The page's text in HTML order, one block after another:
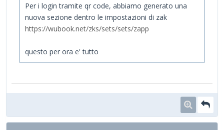
Per i login tramite qr code, abbiamo generato una
nuova sezione dentro le impostazioni di zak
https://wubook.net/zks/sets/sets/zapp
questo per ora e' tutto